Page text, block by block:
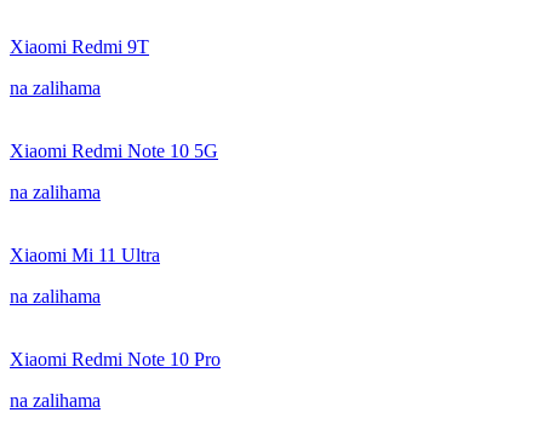
Xiaomi Redmi 9T
na zalihama
Xiaomi Redmi Note 10 5G
na zalihama
Xiaomi Mi 11 Ultra
na zalihama
Xiaomi Redmi Note 10 Pro
na zalihama